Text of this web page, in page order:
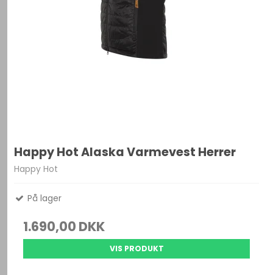
Happy Hot Alaska Varmevest Herrer
Happy Hot
På lager
1.690,00 DKK
VIS PRODUKT